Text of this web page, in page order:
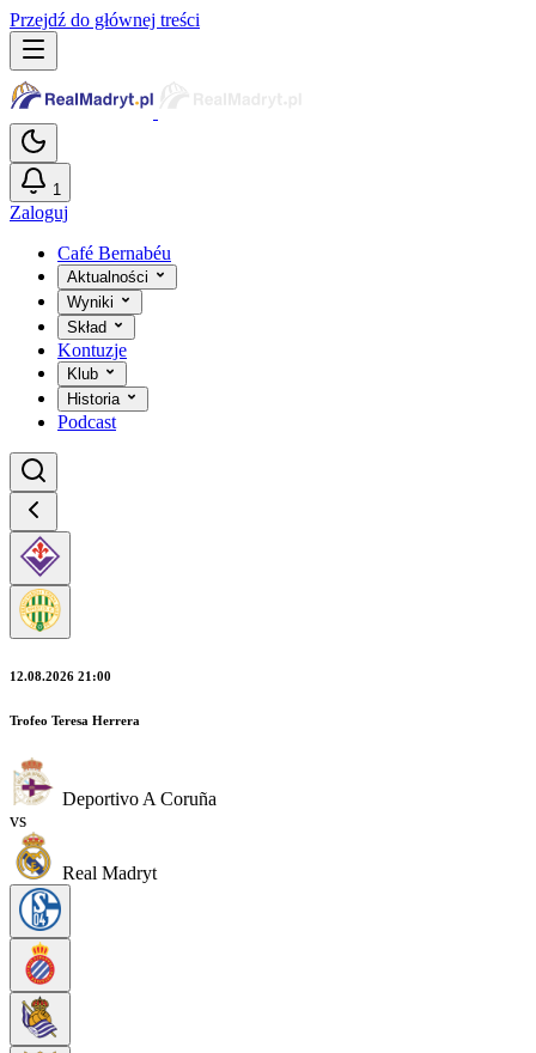
Przejdź do głównej treści
1
Zaloguj
Café Bernabéu
Aktualności
Wyniki
Skład
Kontuzje
Klub
Historia
Podcast
12.08.2026 21:00
Trofeo Teresa Herrera
Deportivo A Coruña
vs
Real Madryt